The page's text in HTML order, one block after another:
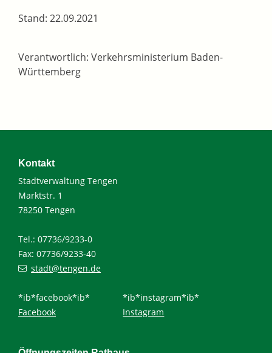
Stand: 22.09.2021
Verantwortlich: Verkehrsministerium Baden-
Württemberg
Kontakt
Stadtverwaltung Tengen
Marktstr. 1
78250 Tengen
Tel.: 07736/9233-0
Fax: 07736/9233-40
stadt@tengen.de
*ib*facebook*ib*
Facebook
*ib*instagram*ib*
Instagram